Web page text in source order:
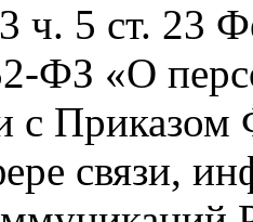
ч. 5 ст. 23
ФЗ «О
с
связи,